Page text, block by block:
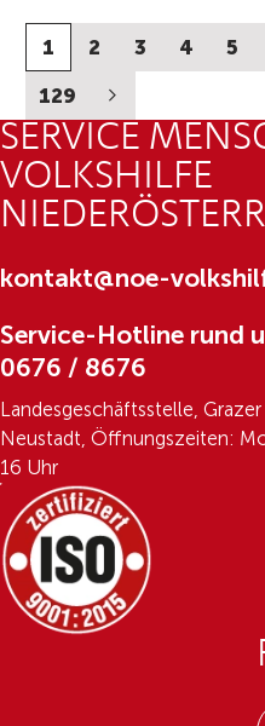
1 2 3 4 5
129
SERVICE
VOLKSHILFE
kontakt@noe-
Service-Hotline rund
0676 / 8676
Landesgeschäftsstelle,
Neustadt, Öffnungszeiten:
16 Uhr